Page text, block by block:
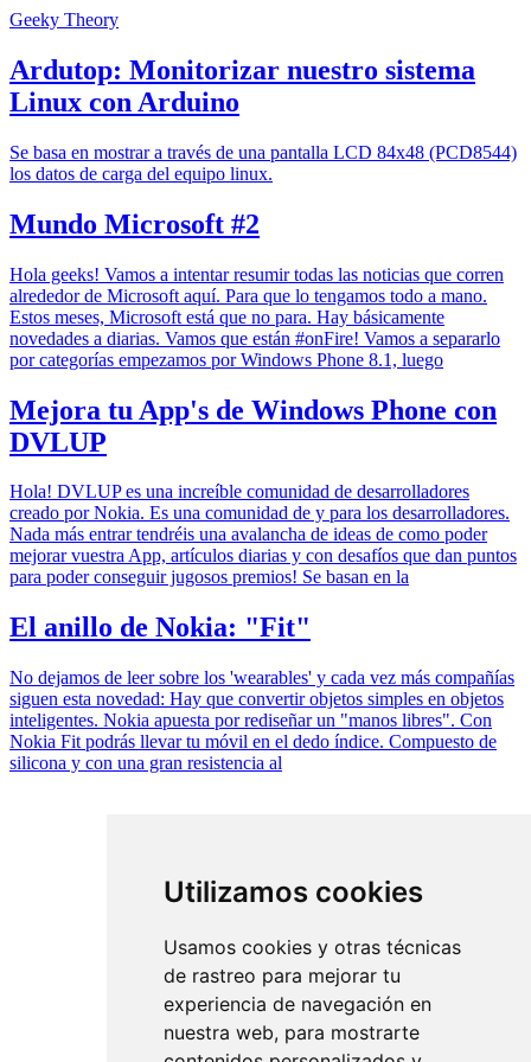
Utilizamos cookies
Usamos cookies y otras técnicas
de rastreo para mejorar tu
experiencia de navegación en
nuestra web, para mostrarte
Geeky Theory
Ardutop: Monitorizar nuestro sistema
Linux con Arduino
Se basa en mostrar a través de una pantalla LCD 84x48 (PCD8544)
los datos de carga del equipo linux.
Mundo Microsoft #2
Hola geeks! Vamos a intentar resumir todas las noticias que corren
alrededor de Microsoft aquí. Para que lo tengamos todo a mano.
Estos meses, Microsoft está que no para. Hay básicamente
novedades a diarias. Vamos que están #onFire! Vamos a separarlo
por categorías empezamos por Windows Phone 8.1, luego
Mejora tu App's de Windows Phone con
DVLUP
Hola! DVLUP es una increíble comunidad de desarrolladores
creado por Nokia. Es una comunidad de y para los desarrolladores.
Nada más entrar tendréis una avalancha de ideas de como poder
mejorar vuestra App, artículos diarias y con desafíos que dan puntos
para poder conseguir jugosos premios! Se basan en la
El anillo de Nokia: "Fit"
No dejamos de leer sobre los 'wearables' y cada vez más compañías
siguen esta novedad: Hay que convertir objetos simples en objetos
inteligentes. Nokia apuesta por rediseñar un "manos libres". Con
Nokia Fit podrás llevar tu móvil en el dedo índice. Compuesto de
silicona y con una gran resistencia al